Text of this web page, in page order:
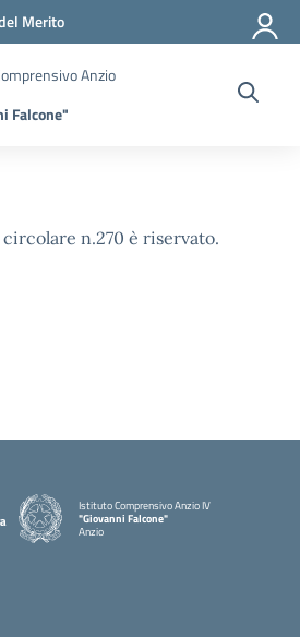
Merito
Anzio
Falcone"
n.270 è riservato.
Istituto Comprensivo Anzio IV
"Giovanni Falcone"
Anzio